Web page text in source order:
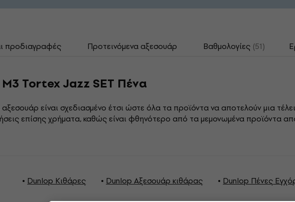
προδιαγραφές Προτεινόμενα αξεσουάρ Βαθμολογίες (51)
Tortex Jazz SET Πένα
είναι σχεδιασμένο έτσι ώστε όλα τα προϊόντα να αποτελούν μια
επίσης χρήματα, καθώς είναι φθηνότερο από τα μεμονωμένα προϊόντα
Dunlop Κιθάρες Dunlop Αξεσουάρ κιθάρας Dunlop Πένες